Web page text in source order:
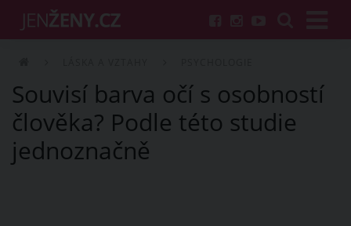
Souvisí barva očí s osobností
člověka? Podle této studie
jednoznačně